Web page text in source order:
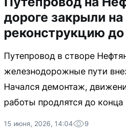
дороге закрыли на
реконструкцию до
Путепровод в створе
железнодорожные пути
Начался демонтаж,
работы продлятся до конца
15 июня, 2026, 14:04 9